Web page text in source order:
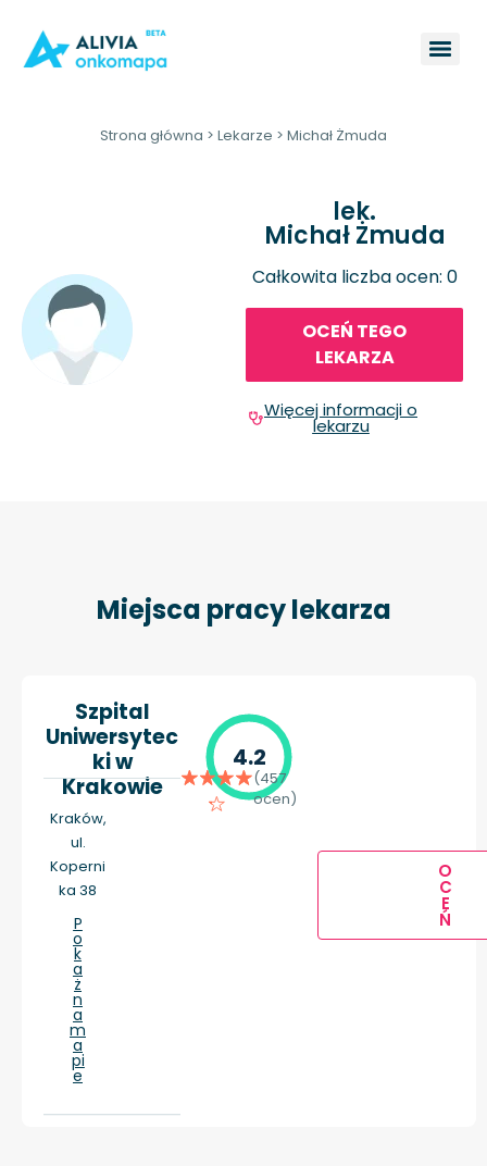
Strona główna > Lekarze > Michał Żmuda
lek.
Michał Żmuda
Całkowita liczba ocen: 0
OCEŃ TEGO
LEKARZA
Więcej informacji o
lekarzu
Miejsca pracy lekarza
Szpital
Uniwersytec
ki w
Krakowie
Kraków,
ul.
Koperni
ka 38
P
o
k
a
ż
n
a
m
a
pi
e
4.2
(457
ocen)
O
C
E
Ń